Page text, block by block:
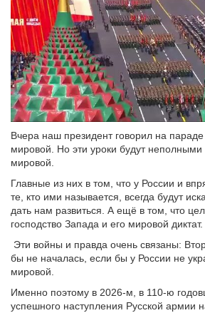
Вчера наш президент говорил на
мировой. Но эти уроки будут неполными
мировой.
Главные из них в том, что у России и
те, кто ими называется, всегда будут
дать нам развиться. А ещё в том, что
господство Запада и его мировой диктат.
Эти войны и правда очень связаны:
бы не началась, если бы у России не
мировой.
Именно поэтому в 2026-м, в 110-ю
успешного наступления Русской армии